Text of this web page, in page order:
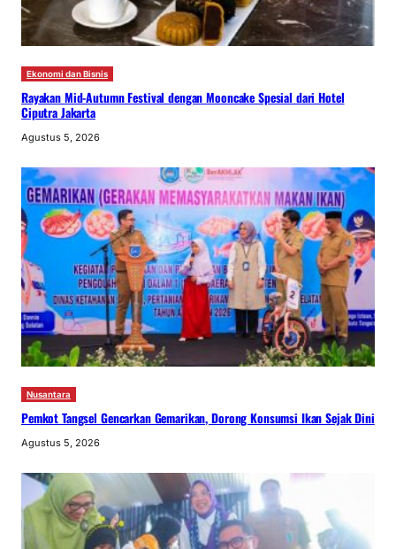
Ekonomi dan Bisnis
Rayakan Mid-Autumn Festival dengan Mooncake Spesial dari Hotel
Ciputra Jakarta
Agustus 5, 2026
Nusantara
Pemkot Tangsel Gencarkan Gemarikan, Dorong Konsumsi Ikan Sejak Dini
Agustus 5, 2026